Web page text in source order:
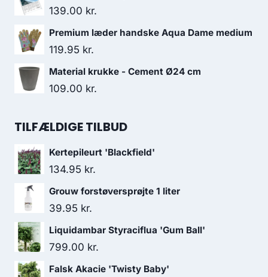
139.00 kr.
Premium læder handske Aqua Dame medium
119.95 kr.
Material krukke - Cement Ø24 cm
109.00 kr.
TILFÆLDIGE TILBUD
Kertepileurt 'Blackfield'
134.95 kr.
Grouw forstøversprøjte 1 liter
39.95 kr.
Liquidambar Styraciflua 'Gum Ball'
799.00 kr.
Falsk Akacie 'Twisty Baby'